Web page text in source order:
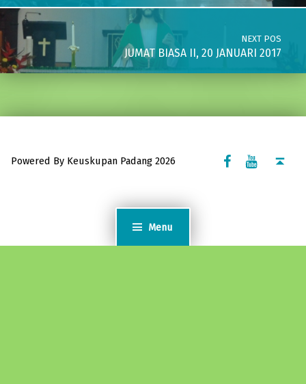
Menu
NEXT POS
JUMAT BIASA II, 20 JANUARI 2017
Powered By Keuskupan Padang 2026